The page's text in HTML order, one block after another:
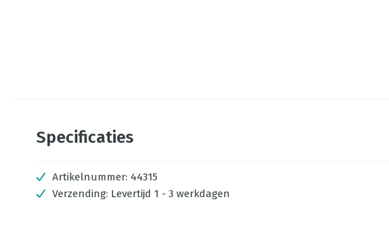
Specificaties
Artikelnummer: 44315
Verzending: Levertijd 1 - 3 werkdagen